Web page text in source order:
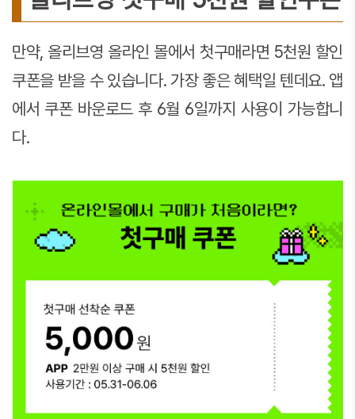
만약, 올리브영 올라인 몰에서 첫구매라면 5천원 할인
쿠폰을 받을 수 있습니다. 가장 좋은 혜택일 텐데요. 앱
에서 쿠폰 바운로드 후 6월 6일까지 사용이 가능합니
다.